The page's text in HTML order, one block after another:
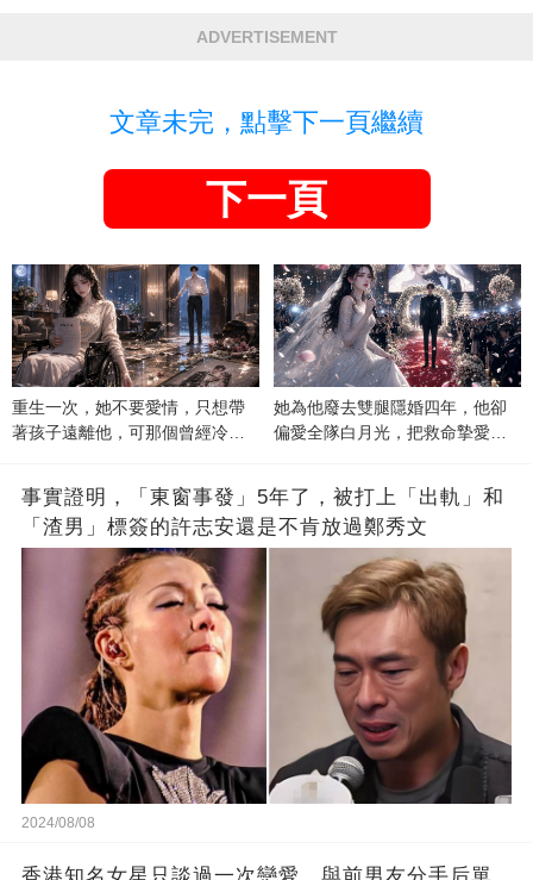
ADVERTISEMENT
文章未完，點擊下一頁繼續
下一頁
重生一次，她不要愛情，只想帶
著孩子遠離他，可那個曾經冷漠
她為他廢去雙腿隱婚四年，他卻
偏愛全隊白月光，把救命摯愛當
事實證明，「東窗事發」5年了，被打上「出軌」和
「渣男」標簽的許志安還是不肯放過鄭秀文
2024/08/08